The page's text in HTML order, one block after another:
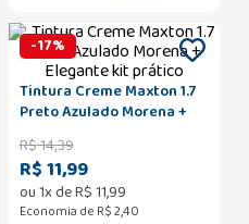
-17%
Tintura Creme Maxton 1.7
Preto Azulado Morena +
Elegante kit prático
R$14,39
R$ 11,99
ou1x deR$11,99
Economia de R$ 2,40